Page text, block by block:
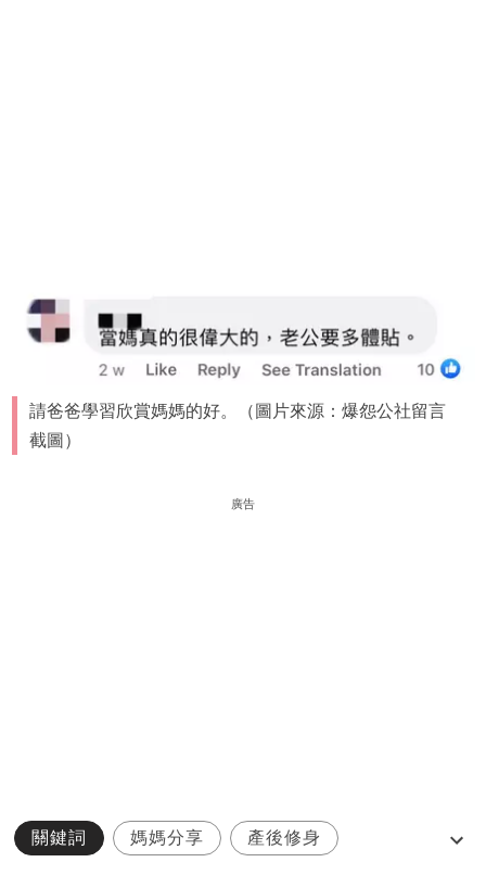
請爸爸學習欣賞媽媽的好。（圖片來源：爆怨公社留言
截圖）
廣告
關鍵詞 媽媽分享 產後修身